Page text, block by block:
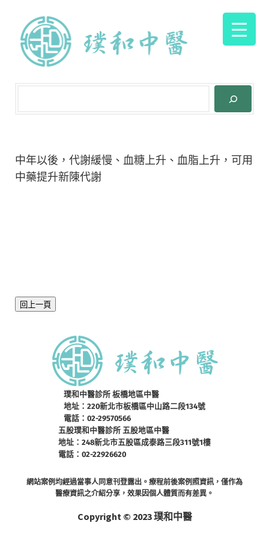
中年以後，代謝緩慢、血糖上升、血脂上升，可用
中藥提升新陳代謝
回上一頁
璞和中醫診所 板橋地區中醫
地址：220新北市板橋區中山路二段134號
電話：02-29570566
五股璞和中醫診所 五股地區中醫
地址：248新北市五股區成泰路三段311號1樓
電話：02-22926620
網站案例均經過當事人同意刊登露出。療程前後案例照資訊，僅作為
醫療資訊之介紹分享，效果因個人體質而有差異。
Copyright © 2023 璞和中醫